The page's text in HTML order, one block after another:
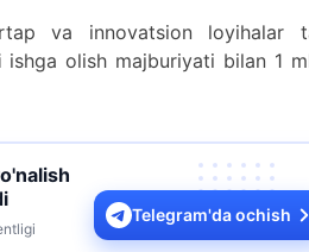
va innovatsion loyihalar
ishga olish majburiyati bilan 1
Telegram'da ochish